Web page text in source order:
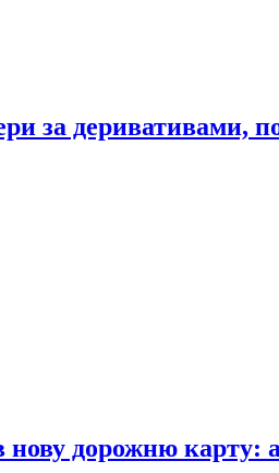
за деривативами,
дорожню карту: